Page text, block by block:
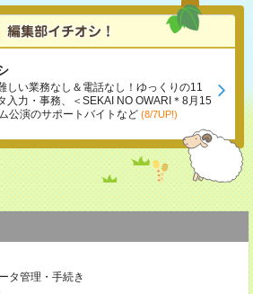
しい業務なし＆電話なし！ゆっくりの11
入力・事務、＜SEKAI NO OWARI＊8月15
公演のサポートバイトなど (8/7UP!)
タ管理・手続き